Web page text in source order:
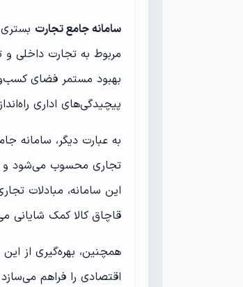
سامانه جامع تجارت
مربوط به تجارت داخلی و
بهبود مستمر فضای
پیچیدگی‌های اداری
به عبارت دیگر، سامانه
تجاری محسوب می‌شود و
این سامانه، مبادلات
قاچاق کالا کمک شایانی
همچنین، بهره‌گیری از
اقتصادی را فراهم